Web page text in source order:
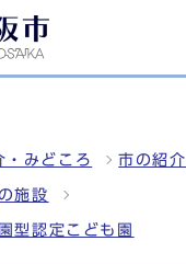
・みどころ 市の紹介
施設
型認定こども園